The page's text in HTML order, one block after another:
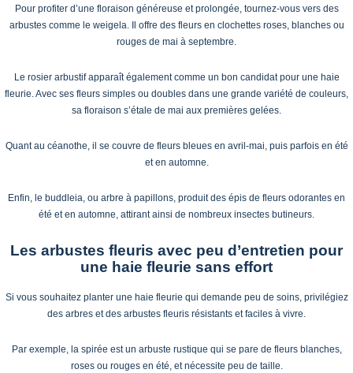
Pour profiter d’une floraison généreuse et prolongée, tournez-vous vers des
arbustes comme le weigela. Il offre des fleurs en clochettes roses, blanches ou
rouges de mai à septembre.
Le rosier arbustif apparaît également comme un bon candidat pour une haie
fleurie. Avec ses fleurs simples ou doubles dans une grande variété de couleurs,
sa floraison s’étale de mai aux premières gelées.
Quant au céanothe, il se couvre de fleurs bleues en avril-mai, puis parfois en été
et en automne.
Enfin, le buddleia, ou arbre à papillons, produit des épis de fleurs odorantes en
été et en automne, attirant ainsi de nombreux insectes butineurs.
Les arbustes fleuris avec peu d’entretien pour
une haie fleurie sans effort
Si vous souhaitez planter une haie fleurie qui demande peu de soins, privilégiez
des arbres et des arbustes fleuris résistants et faciles à vivre.
Par exemple, la spirée est un arbuste rustique qui se pare de fleurs blanches,
roses ou rouges en été, et nécessite peu de taille.